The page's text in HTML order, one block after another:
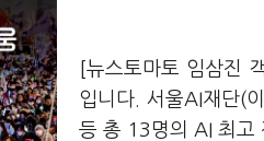
[뉴스토마토 임삼진
입니다. 서울AI재단(
등 총 13명의 AI 최고